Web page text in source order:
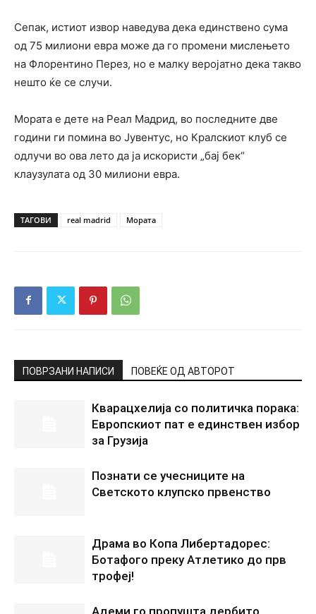
Сепак, истиот извор наведува дека единствено сума
од 75 милиони евра може да го промени мислењето
на Флорентино Перез, но е малку веројатно дека такво
нешто ќе се случи.
Мората е дете на Реал Мадрид, во последните две
години ги помина во Јувентус, но Кралскиот клуб се
одлучи во ова лето да ја искористи „бај бек“
клаузулата од 30 милиони евра.
ТАГОВИ real madrid Мората
ПОВРЗАНИ НАПИСИ ПОВЕЌЕ ОД АВТОРОТ
Кварацхелија со политичка порака:
Европскиот пат е единствен избор
за Грузија
Познати се учесниците на
Светското клупско првенство
Драма во Копа Либертадорес:
Ботафого преку Атлетико до прв
трофеј!
Адеми го пропушта дербито